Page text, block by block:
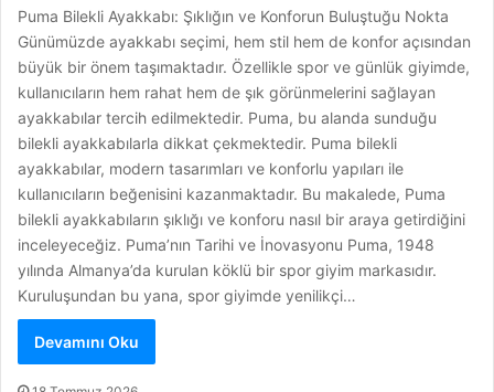
Puma Bilekli Ayakkabı: Şıklığın ve Konforun Buluştuğu Nokta
Günümüzde ayakkabı seçimi, hem stil hem de konfor açısından
büyük bir önem taşımaktadır. Özellikle spor ve günlük giyimde,
kullanıcıların hem rahat hem de şık görünmelerini sağlayan
ayakkabılar tercih edilmektedir. Puma, bu alanda sunduğu
bilekli ayakkabılarla dikkat çekmektedir. Puma bilekli
ayakkabılar, modern tasarımları ve konforlu yapıları ile
kullanıcıların beğenisini kazanmaktadır. Bu makalede, Puma
bilekli ayakkabıların şıklığı ve konforu nasıl bir araya getirdiğini
inceleyeceğiz. Puma’nın Tarihi ve İnovasyonu Puma, 1948
yılında Almanya’da kurulan köklü bir spor giyim markasıdır.
Kuruluşundan bu yana, spor giyimde yenilikçi…
Devamını Oku